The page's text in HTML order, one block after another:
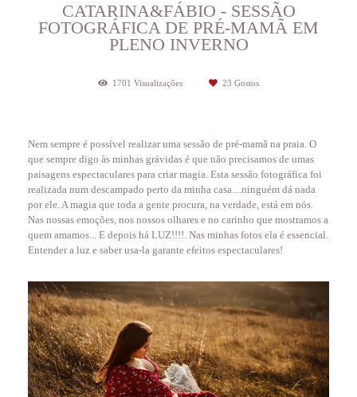
CATARINA&FÁBIO - SESSÃO
FOTOGRÁFICA DE PRÉ-MAMÃ EM
PLENO INVERNO
1701 Visualizações 23 Gostos
Nem sempre é possível realizar uma sessão de pré-mamã na praia. O
que sempre digo às minhas grávidas é que não precisamos de umas
paisagens espectaculares para criar magia. Esta sessão fotográfica foi
realizada num descampado perto da minha casa....ninguém dá nada
por ele. A magia que toda a gente procura, na verdade, está em nós.
Nas nossas emoções, nos nossos olhares e no carinho que mostramos a
quem amamos... E depois há LUZ!!!!. Nas minhas fotos ela é essencial.
Entender a luz e saber usa-la garante efeitos espectaculares!